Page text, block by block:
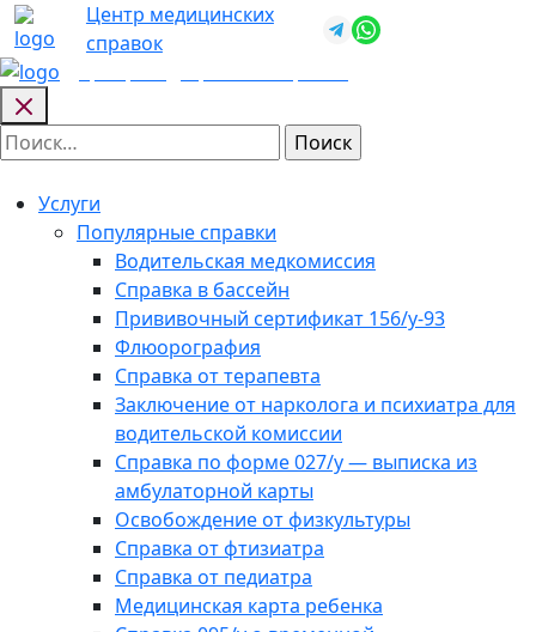
Skip
to
content
Центр медицинских
справок
Найти:
Услуги
Популярные справки
Водительская медкомиссия
Справка в бассейн
Прививочный сертификат 156/у-93
Флюорография
Справка от терапевта
Заключение от нарколога и психиатра для
водительской комиссии
Справка по форме 027/у — выписка из
амбулаторной карты
Освобождение от физкультуры
Справка от фтизиатра
Справка от педиатра
Медицинская карта ребенка